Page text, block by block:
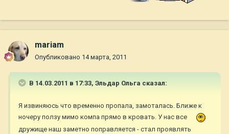
mariam
Опубликовано 14 марта, 2011
В 14.03.2011 в 17:33, Эльдар Ольга сказал:
Я извиняюсь что временно пропала, замоталась. Ближе к
ночеру ползу мимо компа прямо в кровать. У нас все
дружище наш заметно поправляется - стал проявлять